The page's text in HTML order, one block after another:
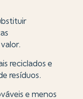
reciclados e
resíduos.
e menos